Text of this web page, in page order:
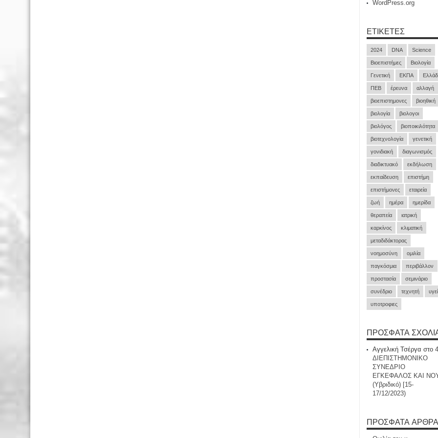
WordPress.org
ΕΤΙΚΈΤΕΣ
2024 DNA Science
Βιοεπιστήμες Βιολογία
Γενετική ΕΚΠΑ
ΠΕΒ έρευνα αλλαγή
βιοεπιστημονες βιοηθική
βιολογία βιολογοι
βιολόγος βιοποικιλότητα
βιοτεχνολογία γενετική
γονιδιακή διαγωνισμός
διαδικτυακό εκδήλωση
εκπαίδευση επιστήμη
επιστήμονες εταιρεία
ζωή ημέρα ημερίδα
θεραπεία ιατρική
καρκίνος κλιματική
μεταδιδάκτορας
νοημοσύνη ομιλία
παγκόσμια περιβάλλον
προστασία σεμινάριο
συνέδριο τεχνητή
υποτροφιες
ΠΡΌΣΦΑΤΑ
Αγγελική Τσέργα στο
ΔΙΕΠΙΣΤΗΜΟΝΙΚΟ
ΣΥΝΕΔΡΙΟ
ΕΓΚΕΦΑΛΟΣ ΚΑΙ
(Υβριδικό) [15-
17/12/2023)
ΠΡΌΣΦΑΤΑ ΆΡΘΡΑ